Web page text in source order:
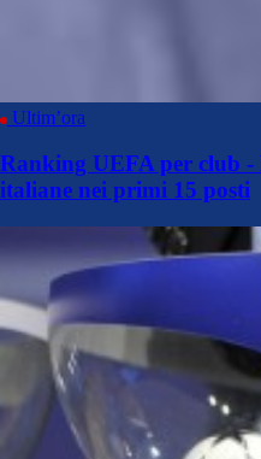
Ultim’ora
Ranking UEFA per club -
italiane nei primi 15 posti